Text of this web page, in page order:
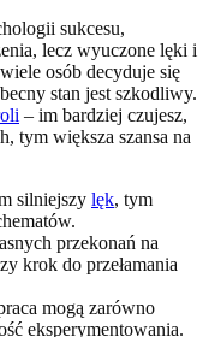
sukcesu,
lecz wyuczone lęki i
osób decyduje się
stan jest szkodliwy.
– im bardziej czujesz,
tym większa szansa na
silniejszy lęk, tym
przekonań na
krok do przełamania
mogą zarówno
eksperymentowania.